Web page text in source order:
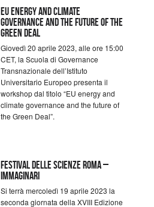
EU energy and climate
governance and the future of the
Green Deal
Giovedì 20 aprile 2023, alle ore 15:00
CET, la Scuola di Governance
Transnazionale dell’Istituto
Universitario Europeo presenta il
workshop dal titolo “EU energy and
climate governance and the future of
the Green Deal”.
Festival delle Scienze Roma –
Immaginari
Si terrà mercoledì 19 aprile 2023 la
seconda giornata della XVIII Edizione